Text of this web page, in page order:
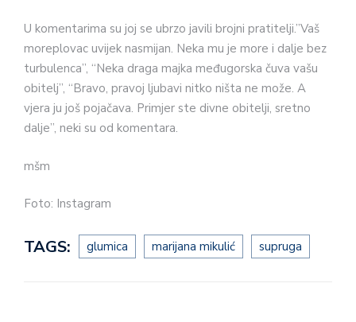
U komentarima su joj se ubrzo javili brojni pratitelji.”Vaš
moreplovac uvijek nasmijan. Neka mu je more i dalje bez
turbulenca”, “Neka draga majka međugorska čuva vašu
obitelj”, “Bravo, pravoj ljubavi nitko ništa ne može. A
vjera ju još pojačava. Primjer ste divne obitelji, sretno
dalje”, neki su od komentara.
mšm
Foto: Instagram
TAGS: glumica marijana mikulić supruga